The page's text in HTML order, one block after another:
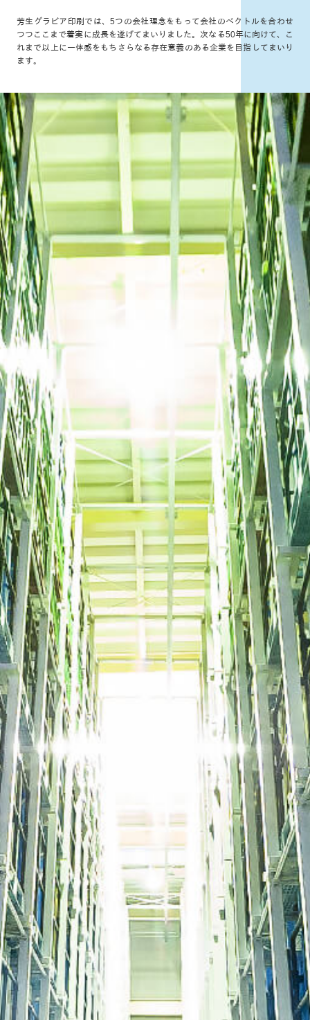
芳生グラビア印刷では、5つの会社理念をもって会社のベクトルを合わせ
つつ ここまで着実に成長を遂げてまいりました。次なる50年に向けて、こ
れまで以上に一体感をもち さらなる存在意義のある企業を目指してまいり
ます。